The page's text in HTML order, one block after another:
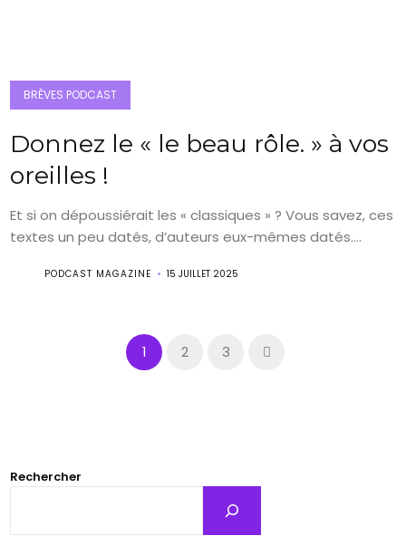
BRÈVES PODCAST
Donnez le « le beau rôle. » à vos
oreilles !
Et si on dépoussiérait les « classiques » ? Vous savez, ces
textes un peu datés, d’auteurs eux-mêmes datés....
PODCAST MAGAZINE 15 JUILLET 2025
1 2 3
Rechercher